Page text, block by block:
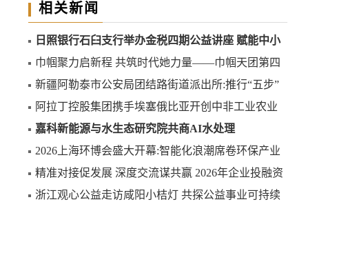
相关新闻
日照银行石臼支行举办金税四期公益讲座 赋能中小
微企业合规发展
巾帼聚力启新程 共筑时代她力量——巾帼天团第四
次组委会筹备会圆满举办
新疆阿勒泰市公安局团结路街道派出所:推行“五步”
工作法 打造新时代“枫”景线
阿拉丁控股集团携手埃塞俄比亚开创中非工业农业
合作新篇章
嘉科新能源与水生态研究院共商AI水处理
2026上海环博会盛大开幕:智能化浪潮席卷环保产业
精准对接促发展 深度交流谋共赢 2026年企业投融资
交流活动第二期圆满举行
浙江观心公益走访咸阳小桔灯 共探公益事业可持续